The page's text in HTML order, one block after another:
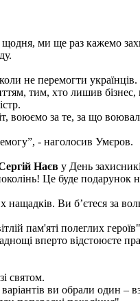
щодня, ми ще раз кажемо
не перемогти українців.
тим, хто лишив бізнес,
воюємо за те, за що
- наголосив Умєров.
Наєв у День
Це буде
Ви б’єтеся за
пам'яті полеглих
вперто відстоюєте
святом.
ви обрали один –